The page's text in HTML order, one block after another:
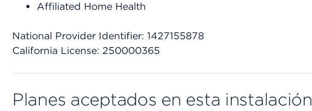
Affiliated Home Health
National Provider Identifier: 1427155878
California License: 250000365
Planes aceptados en esta instalación